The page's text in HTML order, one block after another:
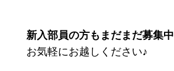
新入部員の方もまだまだ募集中
お気軽にお越しください♪